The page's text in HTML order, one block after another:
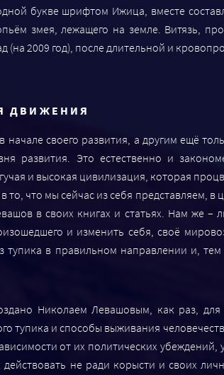
букве шрифтом Ижица, вместе
змея, лежащего на земле. Витязь,
(на 2009 год), после длительной и
ДВИЖЕНИЯ
своего развития, а другим ещё
развития. Это естественно и
и высокая цивилизация, которая
то, что мы сейчас из себя представляем,
в своих книгах и статьях. Нам же –
и изменить себя, своё
тупика в правильном направлении и,
Николаем Левашовым, как раз, для
тупика и способы выживания
от их политических убеждений,
не ради корысти и своих